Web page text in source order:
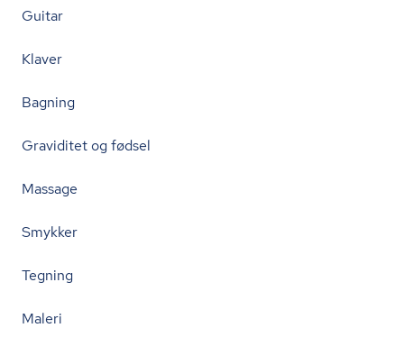
Guitar
Klaver
Bagning
Graviditet og fødsel
Massage
Smykker
Tegning
Maleri